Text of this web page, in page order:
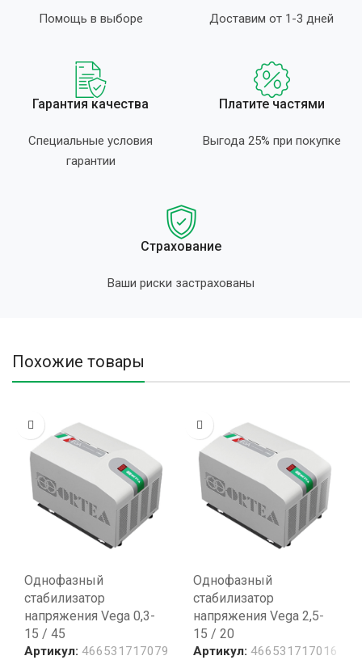
Помощь в выборе Доставим от 1-3 дней
Гарантия качества
Специальные условия
гарантии
Платите частями
Выгода 25% при покупке
Страхование
Ваши риски застрахованы
Похожие товары
Однофазный
стабилизатор
напряжения Vega 0,3-
15 / 45
Артикул: 466531717079
Однофазный
стабилизатор
напряжения Vega 2,5-
15 / 20
Артикул: 466531717016